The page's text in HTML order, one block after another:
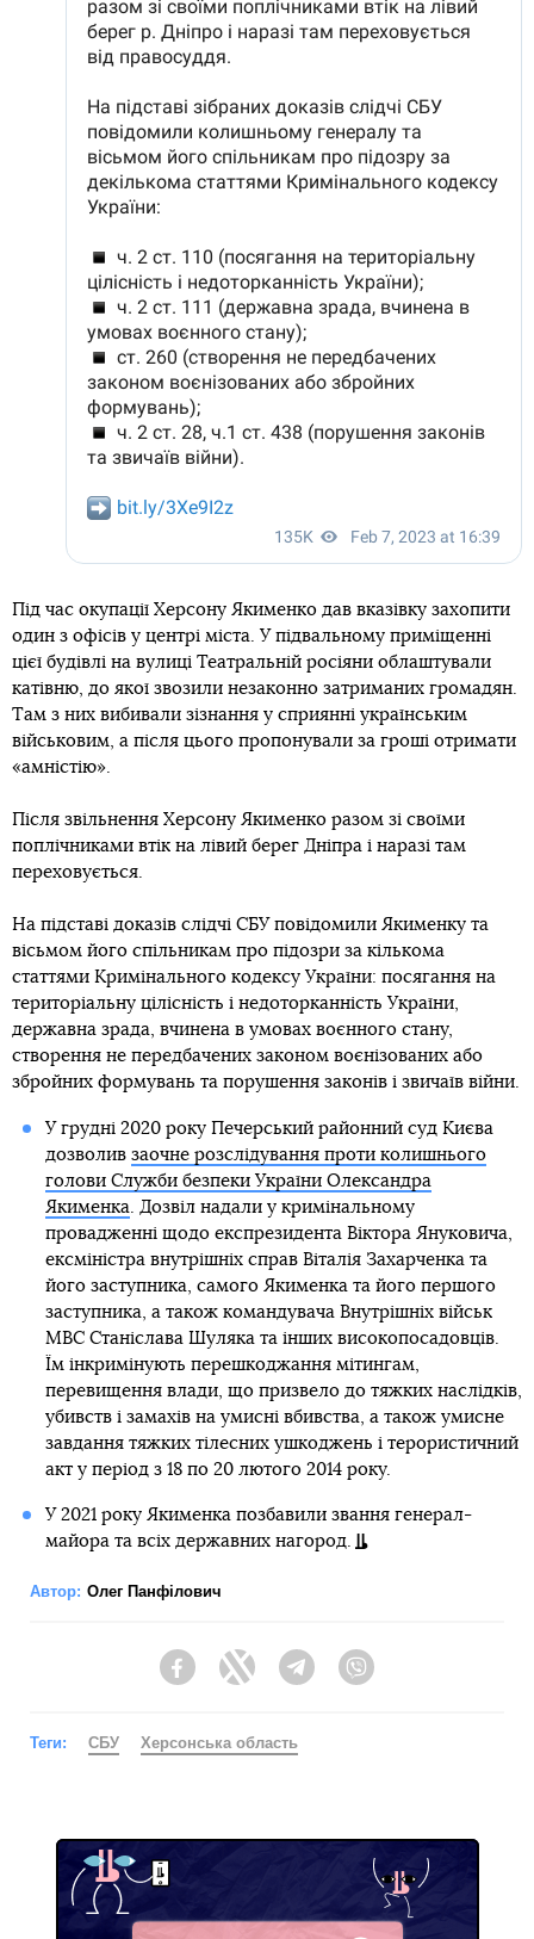
Під час окупації Херсону Якименко дав вказівку захопити
один з офісів у центрі міста. У підвальному приміщенні
цієї будівлі на вулиці Театральній росіяни облаштували
катівню, до якої звозили незаконно затриманих громадян.
Там з них вибивали зізнання у сприянні українським
військовим, а після цього пропонували за гроші отримати
«амністію».
Після звільнення Херсону Якименко разом зі своїми
поплічниками втік на лівий берег Дніпра і наразі там
переховується.
На підставі доказів слідчі СБУ повідомили Якименку та
вісьмом його спільникам про підозри за кількома
статтями Кримінального кодексу України: посягання на
територіальну цілісність і недоторканність України,
державна зрада, вчинена в умовах воєнного стану,
створення не передбачених законом воєнізованих або
збройних формувань та порушення законів і звичаїв війни.
У грудні 2020 року Печерський районний суд Києва
дозволив заочне розслідування проти колишнього
голови Служби безпеки України Олександра
Якименка . Дозвіл надали у кримінальному
провадженні щодо експрезидента Віктора Януковича,
ексміністра внутрішніх справ Віталія Захарченка та
його заступника, самого Якименка та його першого
заступника, а також командувача Внутрішніх військ
МВС Станіслава Шуляка та інших високопосадовців.
Їм інкримінують перешкоджання мітингам,
перевищення влади, що призвело до тяжких наслідків,
убивств і замахів на умисні вбивства, а також умисне
завдання тяжких тілесних ушкоджень і терористичний
акт у період з 18 по 20 лютого 2014 року.
У 2021 року Якименка позбавили звання генерал-
майора та всіх державних нагород.
Автор: Олег Панфілович
FacebookTwitter Telegram
Теги: СБУ Херсонська область